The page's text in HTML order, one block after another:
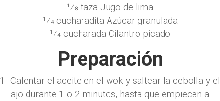
1⁄8 taza Jugo de lima
1⁄4 cucharadita Azúcar granulada
1⁄4 cucharada Cilantro picado
Preparación
1- Calentar el aceite en el wok y saltear la cebolla y el
ajo durante 1 o 2 minutos, hasta que empiecen a